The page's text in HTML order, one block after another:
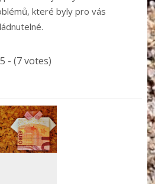
které byly pro vás
- (7 votes)